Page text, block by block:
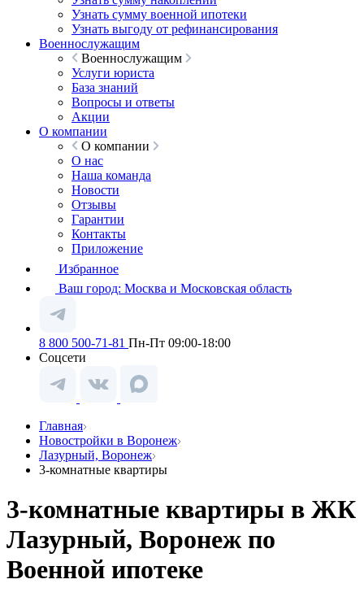
Узнать сумму военной ипотеки
Узнать выгоду от рефинансирования
Военнослужащим
Военнослужащим
Услуги юриста
База знаний
Вопросы и ответы
Акции
О компании
О компании
О нас
Наша команда
Новости
Отзывы
Гарантии
Контакты
Приложение
Избранное
Ваш город: Москва и Московская область
8 800 500-71-81 Пн-Пт 09:00-18:00
Соцсети
Главная
Новостройки в Воронеж
Лазурный, Воронеж
3-комнатные квартиры
3-комнатные квартиры в ЖК
Лазурный, Воронеж по
Военной ипотеке